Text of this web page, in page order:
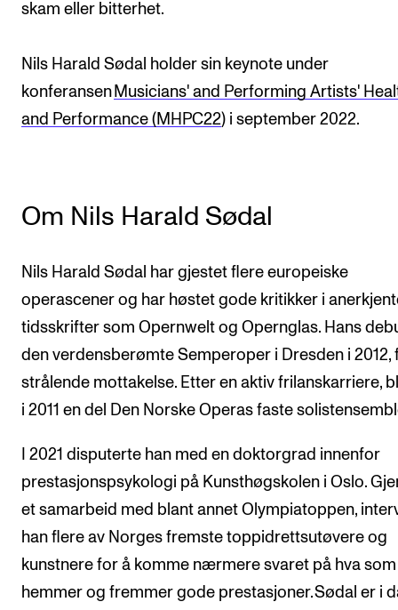
skam eller bitterhet.
Nils Harald Sødal holder sin keynote under
konferansen Musicians' and Performing Artists'
and Performance (MHPC22) i september 2022.
Om Nils Harald Sødal
Nils Harald Sødal har gjestet flere europeiske
operascener og har høstet gode kritikker i
tidsskrifter som Opernwelt og Opernglas. Hans
den verdensberømte Semperoper i Dresden i 2012,
strålende mottakelse. Etter en aktiv frilanskarriere,
i 2011 en del Den Norske Operas faste
I 2021 disputerte han med en doktorgrad innenfor
prestasjonspsykologi på Kunsthøgskolen i Oslo.
et samarbeid med blant annet Olympiatoppen,
han flere av Norges fremste toppidrettsutøvere og
kunstnere for å komme nærmere svaret på hva som
hemmer og fremmer gode prestasjoner. Sødal er i